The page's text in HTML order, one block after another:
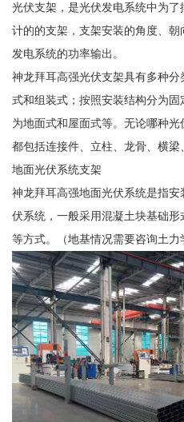
光伏支架，是光伏发电系统中为
计的的支架，支架安装的角度、
发电系统的功率输出。
神龙拜耳高强光伏支架具有多种
式和组装式；按照安装结构分为
为地面式和屋面式等。无论哪种光
都包括连接件、立柱、龙骨、横梁
地面光伏系统支架
神龙拜耳高强地面光伏系统是指
伏系统，一般采用混凝土块基础
等方式。（地基情况需要咨询土力